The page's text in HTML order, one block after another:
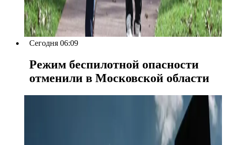
Сегодня 06:09
Режим беспилотной опасности
отменили в Московской области